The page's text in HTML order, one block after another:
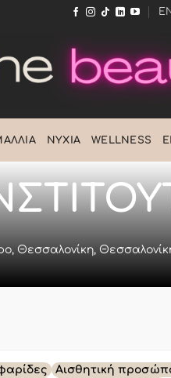
ΝΎΧΙΑ WELLNESS
Θεσσαλονίκη,
Αισθητική